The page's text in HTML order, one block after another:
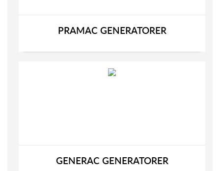
PRAMAC GENERATORER
GENERAC GENERATORER